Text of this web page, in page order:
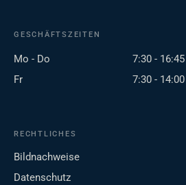
GESCHÄFTSZEITEN
Mo - Do
7:30 - 16:45
Fr
7:30 - 14:00
RECHTLICHES
Bildnachweise
Datenschutz